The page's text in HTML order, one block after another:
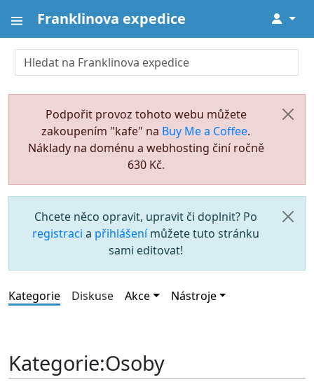
Franklinova expedice ↓
Podpořit provoz tohoto webu můžete
zakoupením "kafe" na Buy Me a Coffee.
Náklady na doménu a webhosting činí ročně
630 Kč.
Chcete něco opravit, upravit či doplnit? Po
registraci a přihlášenímůžete tuto stránku
sami editovat!
Kategorie Diskuse Akce Nástroje
Kategorie:Osoby